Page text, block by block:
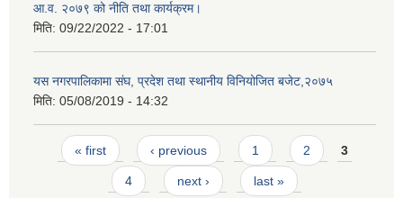
आ.व. २०७९ को नीति तथा कार्यक्रम।
मिति: 09/22/2022 - 17:01
यस नगरपालिकामा संघ, प्रदेश तथा स्थानीय विनियोजित बजेट,२०७५
मिति: 05/08/2019 - 14:32
Pages
« first ‹ previous 1 2 3
4 next › last »